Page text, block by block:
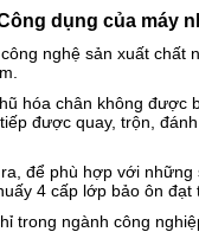
dụng của máy
nghệ sản xuất chất
hóa chân không được
được quay, trộn,
để phù hợp với những
4 cấp lớp bảo ôn đạt
trong ngành công